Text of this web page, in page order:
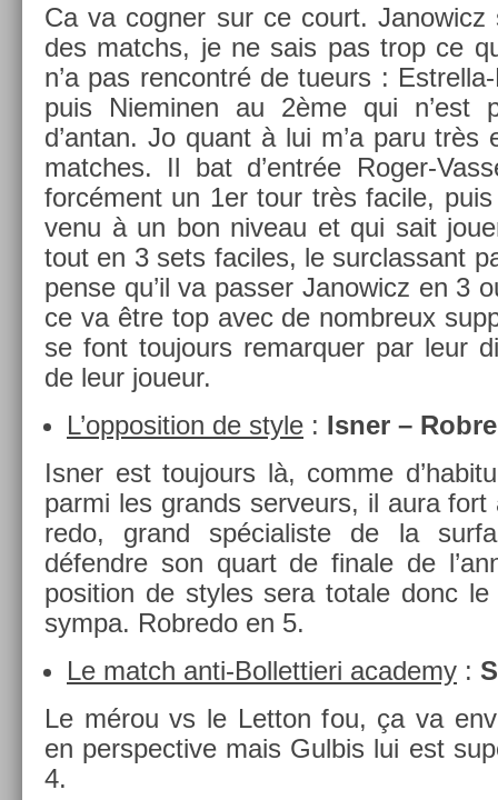
Ca va cog­n­er sur ce court.
des matchs, je ne sais pas trop ce
n’a pas re­ncontré de tueurs :
puis Niemin­en au 2ème qui n’est
d’antan. Jo quant à lui m’a paru
matches. Il bat d’entrée Roger-
forcément un 1er tour très facile,
venu à un bon niveau et qui sait
tout en 3 sets faciles, le sur­clas­sant
pense qu’il va pass­er Janowicz en 3
ce va être top avec de nombreux
se font toujours re­mar­qu­er par leur
de leur joueur.
L’op­posi­tion de style : Isner –
Isner est toujours là, comme
parmi les grands ser­veurs, il aura
redo, grand spécialis­te de la
défendre son quart de fin­ale de
posi­tion de styles sera totale donc
sympa. Rob­redo en 5.
Le match anti-Bollettieri academy :
Le mérou vs le Let­ton fou, ça va
en per­spec­tive mais Gul­bis lui est
4.